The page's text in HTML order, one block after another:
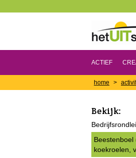
ACTIEF
home >
Bekijk:
Beestenboel
koekroelen,